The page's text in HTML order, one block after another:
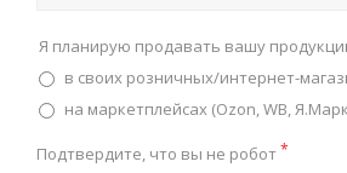
Я планирую продавать вашу
в своих розничных/интернет-
на маркетплейсах (Ozon, WB,
Подтвердите, что вы не робот*